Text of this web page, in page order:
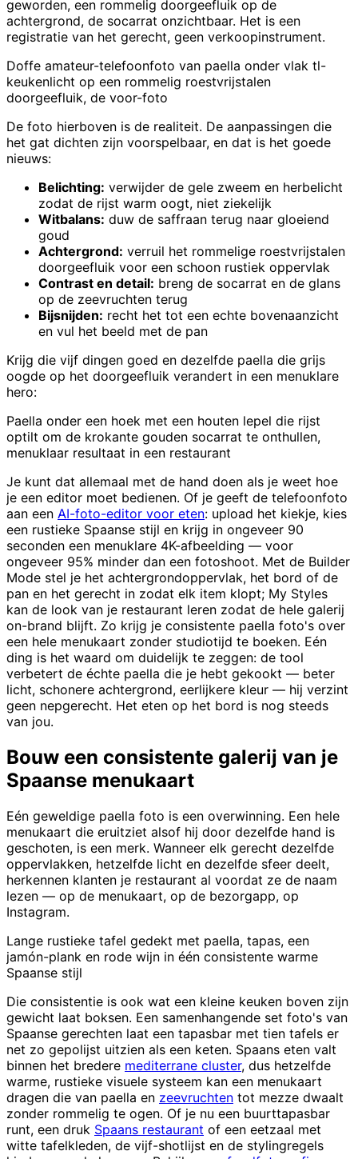
geworden, een rommelig doorgeefluik op de
achtergrond, de socarrat onzichtbaar. Het is een
registratie van het gerecht, geen verkoopinstrument.
Doffe amateur-telefoonfoto van paella onder vlak tl-
keukenlicht op een rommelig roestvrijstalen
doorgeefluik, de voor-foto
De foto hierboven is de realiteit. De aanpassingen die
het gat dichten zijn voorspelbaar, en dat is het goede
nieuws:
Belichting: verwijder de gele zweem en herbelicht
zodat de rijst warm oogt, niet ziekelijk
Witbalans: duw de saffraan terug naar gloeiend
goud
Achtergrond: verruil het rommelige roestvrijstalen
doorgeefluik voor een schoon rustiek oppervlak
Contrast en detail: breng de socarrat en de glans
op de zeevruchten terug
Bijsnijden: recht het tot een echte bovenaanzicht
en vul het beeld met de pan
Krijg die vijf dingen goed en dezelfde paella die grijs
oogde op het doorgeefluik verandert in een menuklare
hero:
Paella onder een hoek met een houten lepel die rijst
optilt om de krokante gouden socarrat te onthullen,
menuklaar resultaat in een restaurant
Je kunt dat allemaal met de hand doen als je weet hoe
je een editor moet bedienen. Of je geeft de telefoonfoto
aan een AI-foto-editor voor eten: upload het kiekje, kies
een rustieke Spaanse stijl en krijg in ongeveer 90
seconden een menuklare 4K-afbeelding — voor
ongeveer 95% minder dan een fotoshoot. Met de Builder
Mode stel je het achtergrondoppervlak, het bord of de
pan en het gerecht in zodat elk item klopt; My Styles
kan de look van je restaurant leren zodat de hele galerij
on-brand blijft. Zo krijg je consistente paella foto's over
een hele menukaart zonder studiotijd te boeken. Eén
ding is het waard om duidelijk te zeggen: de tool
verbetert de échte paella die je hebt gekookt — beter
licht, schonere achtergrond, eerlijkere kleur — hij verzint
geen nepgerecht. Het eten op het bord is nog steeds
van jou.
Bouw een consistente galerij van je
Spaanse menukaart
Eén geweldige paella foto is een overwinning. Een hele
menukaart die eruitziet alsof hij door dezelfde hand is
geschoten, is een merk. Wanneer elk gerecht dezelfde
oppervlakken, hetzelfde licht en dezelfde sfeer deelt,
herkennen klanten je restaurant al voordat ze de naam
lezen — op de menukaart, op de bezorgapp, op
Instagram.
Lange rustieke tafel gedekt met paella, tapas, een
jamón-plank en rode wijn in één consistente warme
Spaanse stijl
Die consistentie is ook wat een kleine keuken boven zijn
gewicht laat boksen. Een samenhangende set foto's van
Spaanse gerechten laat een tapasbar met tien tafels er
net zo gepolijst uitzien als een keten. Spaans eten valt
binnen het bredere mediterrane cluster, dus hetzelfde
warme, rustieke visuele systeem kan een menukaart
dragen die van paella en zeevruchten tot mezze dwaalt
zonder rommelig te ogen. Of je nu een buurttapasbar
runt, een druk Spaans restaurant of een eetzaal met
witte tafelkleden, de vijf-shotlijst en de stylingregels